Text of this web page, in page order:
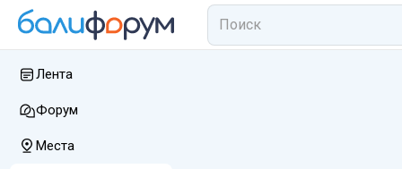
Лента
Форум
Места